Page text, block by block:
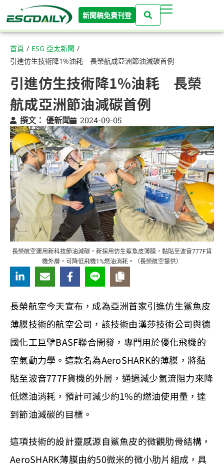
新聞稿免費刊登
首頁 / ESG 亞太新聞 /
引進仿生技術降1%油耗 長榮航成亞洲節油減碳首例
引進仿生技術降1%油耗 長榮
航成亞洲節油減碳首例
撰文： 優新聞 2024-09-05
長榮航空運用新科技節油減碳，新採用仿生鯊魚皮薄膜，黏貼至波音777F貨
機外層，可降低飛機1%燃油消耗。（長榮航空提供）
長榮航空今天宣布，成為亞洲首家引進仿生鯊魚皮
薄膜技術的航空公司，該技術由漢莎技術公司與德
國化工巨擘BASF聯合開發，專門用於優化飛機的
空氣動力學。這款名為AeroSHARK的薄膜，將黏
貼至波音777F貨機的外層，通過減少氣流阻力來降
低燃油消耗，預計可減少約1%的燃油使用量，達
到節油減碳的目標。
這項技術的設計靈感源自鯊魚皮的微觀肋骨結構，
AeroSHARK薄膜由約50微米的微小肋片組成，具